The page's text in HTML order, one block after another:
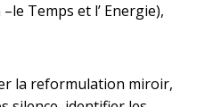
Temps et l’ Energie),
la reformulation miroir,